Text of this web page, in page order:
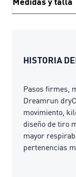
HISTORIA
Pasos firmes,
Dreamrun
movimiento,
diseño de tiro
mayor
pertenencias